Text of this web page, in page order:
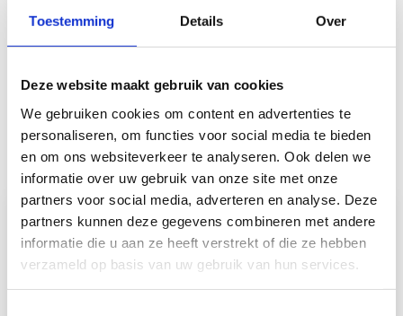
Toestemming Details Over
Deze website maakt gebruik van cookies
We gebruiken cookies om content en advertenties te
personaliseren, om functies voor social media te bieden
en om ons websiteverkeer te analyseren. Ook delen we
informatie over uw gebruik van onze site met onze
partners voor social media, adverteren en analyse. Deze
partners kunnen deze gegevens combineren met andere
informatie die u aan ze heeft verstrekt of die ze hebben
verzameld op basis van uw gebruik van hun services.
Verzenden
Liever bellen?
Geen probleem. Wij zijn bereikbaar via +31 (0)30 227
1111.